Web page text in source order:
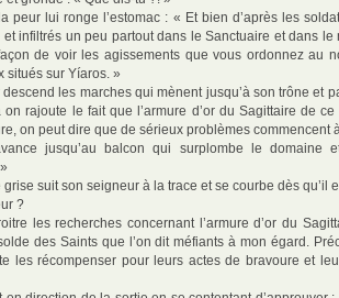
peur lui ronge l’estomac : « Et bien d’après les
infiltrés un peu partout dans le Sanctuaire et dans le
de voir les agissements que vous ordonnez au
situés sur Yíaros. »
les marches qui mènent jusqu’à son trône et
rajoute le fait que l’armure d’or du Sagittaire de ce
on peut dire que de sérieux problèmes commencent
jusqu’au balcon qui surplombe le domaine
suit son seigneur à la trace et se courbe dès qu’il
?
les recherches concernant l’armure d’or du
des Saints que l’on dit méfiants à mon égard.
les récompenser pour leurs actes de bravoure et